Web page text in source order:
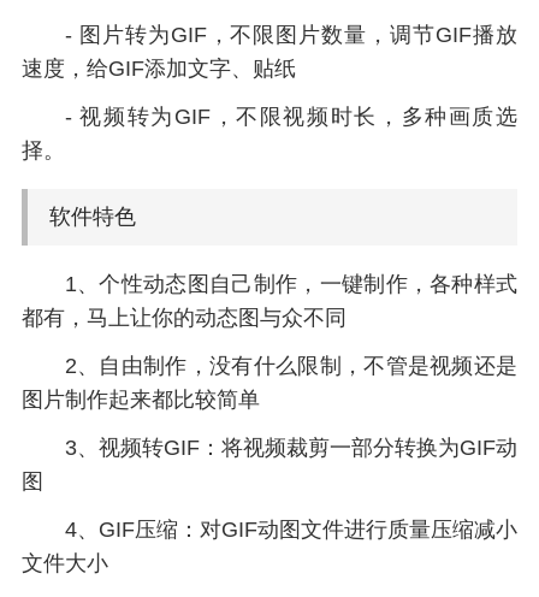
- 图片转为GIF，不限图片数量，调节GIF播放
速度，给GIF添加文字、贴纸
- 视频转为GIF，不限视频时长，多种画质选
择。
软件特色
1、个性动态图自己制作，一键制作，各种样式
都有，马上让你的动态图与众不同
2、自由制作，没有什么限制，不管是视频还是
图片制作起来都比较简单
3、视频转GIF：将视频裁剪一部分转换为GIF动
图
4、GIF压缩：对GIF动图文件进行质量压缩减小
文件大小